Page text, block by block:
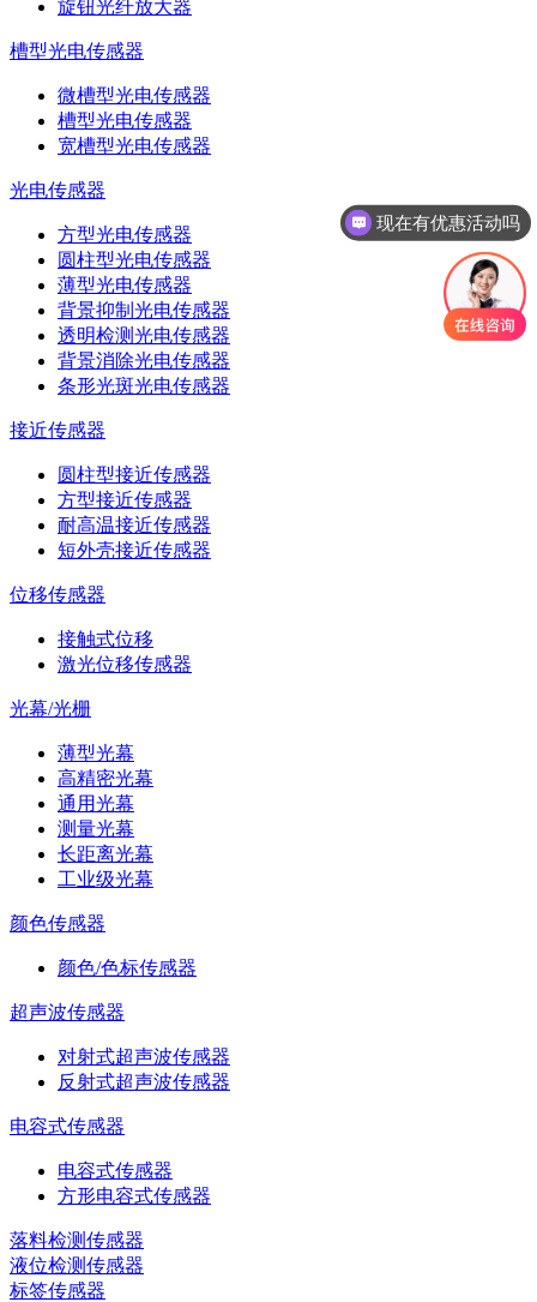
旋钮光纤放大器
槽型光电传感器
微槽型光电传感器
槽型光电传感器
宽槽型光电传感器
光电传感器
方型光电传感器
圆柱型光电传感器
薄型光电传感器
背景抑制光电传感器
透明检测光电传感器
背景消除光电传感器
条形光斑光电传感器
接近传感器
圆柱型接近传感器
方型接近传感器
耐高温接近传感器
短外壳接近传感器
位移传感器
接触式位移
激光位移传感器
光幕/光栅
薄型光幕
高精密光幕
通用光幕
测量光幕
长距离光幕
工业级光幕
颜色传感器
颜色/色标传感器
超声波传感器
对射式超声波传感器
反射式超声波传感器
电容式传感器
电容式传感器
方形电容式传感器
落料检测传感器
液位检测传感器
标签传感器
现在有优惠活动吗